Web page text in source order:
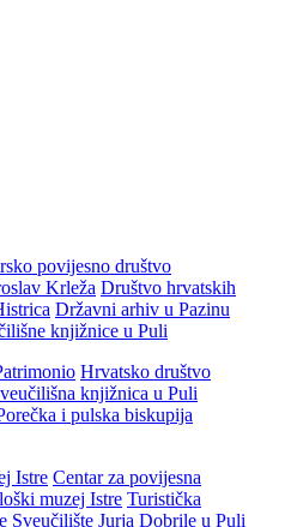
povijesno društvo
Krleža Društvo hrvatskih
Državni arhiv u Pazinu
knjižnice u Puli
Hrvatsko društvo
knjižnica u Puli
i pulska biskupija
Istre Centar za povijesna
muzej Istre Turistička
Sveučilište Jurja Dobrile u Puli